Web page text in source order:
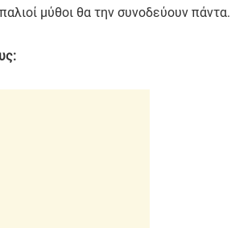
μύθοι θα την συνοδεύουν πάντα.